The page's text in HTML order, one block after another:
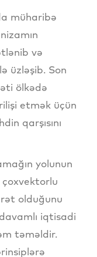
müharibə
və
üzləşib. Son
ölkədə
etmək üçün
qarşısını
yolunun
çoxvektorlu
olduğunu
iqtisadi
təməldir.